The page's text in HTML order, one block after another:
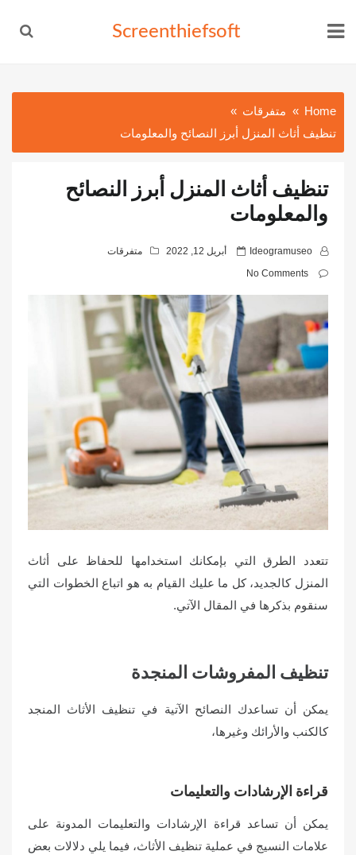
Screenthiefsoft
Home
متفرقات
تنظيف أثاث المنزل أبرز النصائح والمعلومات
تنظيف أثاث المنزل أبرز النصائح
والمعلومات
Ideogramuseo
P
t
o
n
أبريل 12, 2022
متفرقات
No Comments
تتعدد الطرق التي بإمكانك استخدامها للحفاظ على أثاث
المنزل كالجديد، كل ما عليك القيام به هو اتباع الخطوات التي
سنقوم بذكرها في المقال الآتي.
تنظيف المفروشات المنجدة
يمكن أن تساعدك النصائح الآتية في تنظيف الأثاث المنجد
كالكنب والأرائك وغيرها،
قراءة الإرشادات والتعليمات
يمكن أن تساعد قراءة الإرشادات والتعليمات المدونة على
علامات النسيج في عملية تنظيف الأثاث، فيما يلي دلالات بعض